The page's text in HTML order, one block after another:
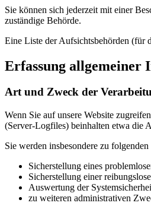
Sie können sich jederzeit mit einer
zuständige Behörde.
Eine Liste der Aufsichtsbehörden (für
Erfassung allgemeiner
Art und Zweck der
Wenn Sie auf unsere Website
(Server-Logfiles) beinhalten etwa die
Sie werden insbesondere zu
Sicherstellung eines
Sicherstellung einer
Auswertung der
zu weiteren administrativen